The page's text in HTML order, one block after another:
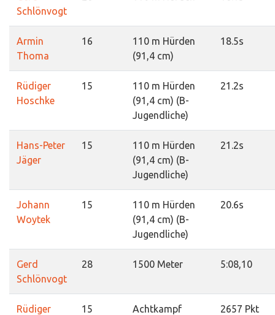
Schlönvogt
Armin
Thoma
16
110 m Hürden
(91,4 cm)
18.5s
Rüdiger
Hoschke
15
110 m Hürden
(91,4 cm) (B-
Jugendliche)
21.2s
Hans-Peter
Jäger
15
110 m Hürden
(91,4 cm) (B-
Jugendliche)
21.2s
Johann
Woytek
15
110 m Hürden
(91,4 cm) (B-
Jugendliche)
20.6s
Gerd
Schlönvogt
28 1500 Meter 5:08,10
Rüdiger
15
Achtkampf
2657 Pkt